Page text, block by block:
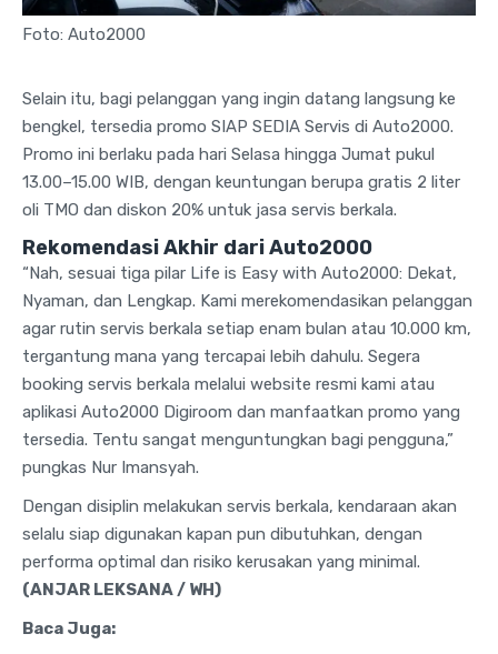
Foto: Auto2000
Selain itu, bagi pelanggan yang ingin datang langsung ke
bengkel, tersedia promo SIAP SEDIA Servis di Auto2000.
Promo ini berlaku pada hari Selasa hingga Jumat pukul
13.00–15.00 WIB, dengan keuntungan berupa gratis 2 liter
oli TMO dan diskon 20% untuk jasa servis berkala.
Rekomendasi Akhir dari Auto2000
“Nah, sesuai tiga pilar Life is Easy with Auto2000: Dekat,
Nyaman, dan Lengkap. Kami merekomendasikan pelanggan
agar rutin servis berkala setiap enam bulan atau 10.000 km,
tergantung mana yang tercapai lebih dahulu. Segera
booking servis berkala melalui website resmi kami atau
aplikasi Auto2000 Digiroom dan manfaatkan promo yang
tersedia. Tentu sangat menguntungkan bagi pengguna,”
pungkas Nur Imansyah.
Dengan disiplin melakukan servis berkala, kendaraan akan
selalu siap digunakan kapan pun dibutuhkan, dengan
performa optimal dan risiko kerusakan yang minimal.
(ANJAR LEKSANA / WH)
Baca Juga: